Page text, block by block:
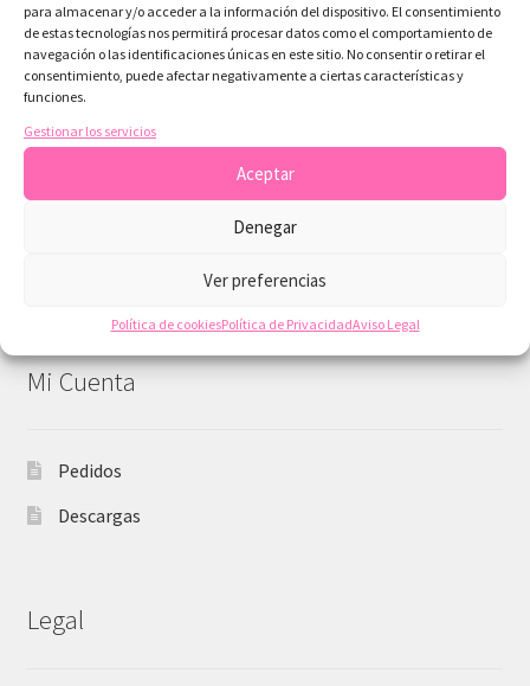
para almacenar y/o acceder a la información del dispositivo. El consentimiento
de estas tecnologías nos permitirá procesar datos como el comportamiento de
navegación o las identificaciones únicas en este sitio. No consentir o retirar el
consentimiento, puede afectar negativamente a ciertas características y
funciones.
Gestionar los servicios
Aceptar
Denegar
Ver preferencias
Política de cookiesPolítica de PrivacidadAviso Legal
Tienda
Colecciones Scrap
Blog sobre scrapbooking y recursos digitales
Ofertas y descuentos
Mi Cuenta
Pedidos
Descargas
Legal